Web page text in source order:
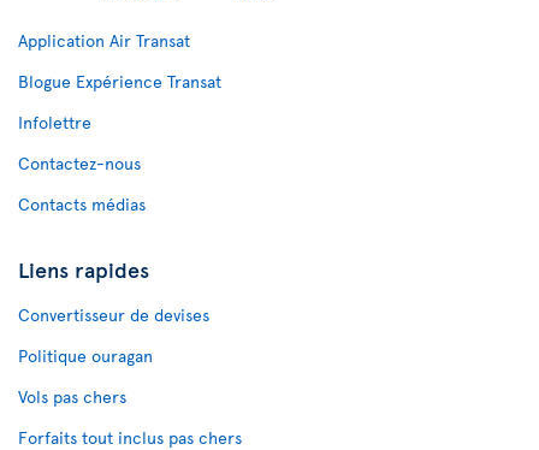
Application Air Transat
Blogue Expérience Transat
Infolettre
Contactez-nous
Contacts médias
Liens rapides
Convertisseur de devises
Politique ouragan
Vols pas chers
Forfaits tout inclus pas chers